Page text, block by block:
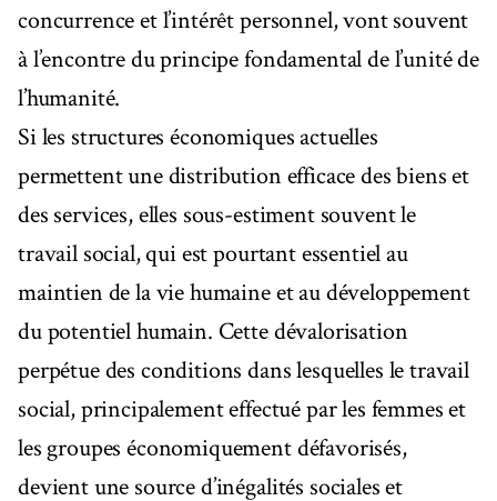
concurrence et l’intérêt personnel, vont souvent
à l’encontre du principe fondamental de l’unité de
l’humanité.
Si les structures économiques actuelles
permettent une distribution efficace des biens et
des services, elles sous-estiment souvent le
travail social, qui est pourtant essentiel au
maintien de la vie humaine et au développement
du potentiel humain. Cette dévalorisation
perpétue des conditions dans lesquelles le travail
social, principalement effectué par les femmes et
les groupes économiquement défavorisés,
devient une source d’inégalités sociales et